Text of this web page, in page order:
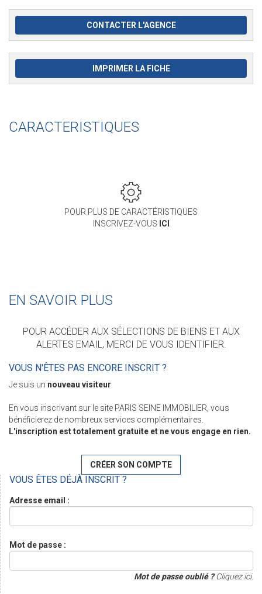
CONTACTER L'AGENCE
IMPRIMER LA FICHE
CARACTERISTIQUES
POUR PLUS DE CARACTÉRISTIQUES
INSCRIVEZ-VOUS ICI
EN SAVOIR PLUS
POUR ACCÉDER AUX SÉLECTIONS DE BIENS ET AUX
ALERTES EMAIL, MERCI DE VOUS IDENTIFIER.
VOUS N'ÊTES PAS ENCORE INSCRIT ?
Je suis un nouveau visiteur.
En vous inscrivant sur le site PARIS SEINE IMMOBILIER, vous
bénéficierez de nombreux services complémentaires.
L'inscription est totalement gratuite et ne vous engage en rien.
CRÉER SON COMPTE
VOUS ÊTES DÉJÀ INSCRIT ?
Adresse email :
Mot de passe :
Mot de passe oublié ?Cliquez ici.